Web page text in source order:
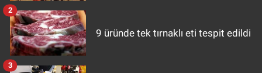
9 üründe tek tırnaklı eti tespit edildi
2
3